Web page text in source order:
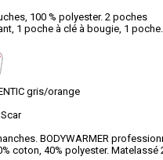
100 % polyester. 2 poches
1 poche à clé à bougie, 1 poche...
gris/orange
BODYWARMER
coton, 40% polyester. Matelassé